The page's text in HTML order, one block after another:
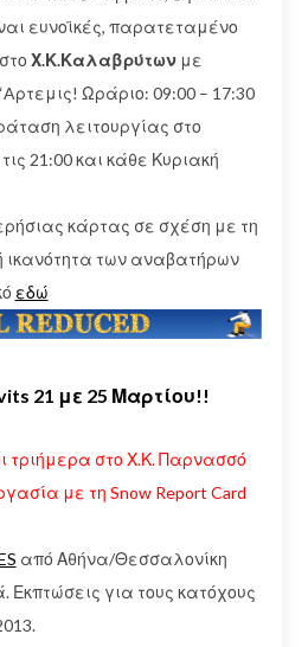
ευνοϊκές, παρατεταμένο
Χ.Κ.Καλαβρύτωνμε
Ωράριο: 09:00 – 17:30
λειτουργίας στο
21:00 και κάθε Κυριακή
κάρτας σε σχέση με τη
ικανότητα των αναβατήρων
εδώ
21 με 25 Μαρτίου!!
τριήμερα στο Χ.Κ. Παρνασσό
με τη Snow Report Card
από Αθήνα/Θεσσαλονίκη
Εκπτώσεις για τους κατόχους